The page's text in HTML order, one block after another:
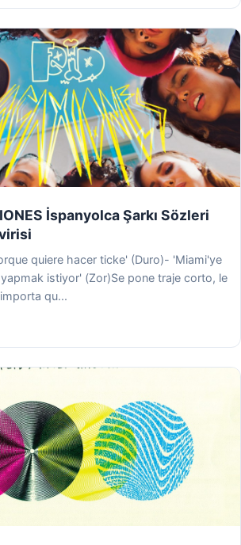
İspanyolca Şarkı Sözleri
quiere hacer ticke' (Duro)- 'Miami'ye
istiyor' (Zor)Se pone traje corto, le
qu...